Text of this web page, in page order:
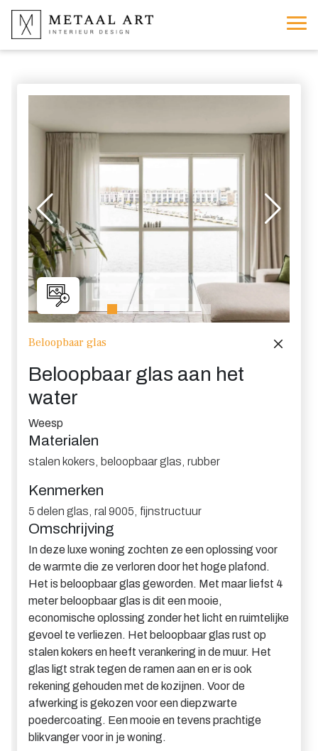
Beloopbaar glas
Beloopbaar glas aan het
water
Weesp
Materialen
stalen kokers beloopbaar glas rubber
Kenmerken
5 delen glas ral 9005 fijnstructuur
Omschrijving
In deze luxe woning zochten ze een oplossing voor
de warmte die ze verloren door het hoge plafond.
Het is beloopbaar glas geworden. Met maar liefst 4
meter beloopbaar glas is dit een mooie,
economische oplossing zonder het licht en ruimtelijke
gevoel te verliezen. Het beloopbaar glas rust op
stalen kokers en heeft verankering in de muur. Het
glas ligt strak tegen de ramen aan en er is ook
rekening gehouden met de kozijnen. Voor de
afwerking is gekozen voor een diepzwarte
poedercoating. Een mooie en tevens prachtige
blikvanger voor in je woning.